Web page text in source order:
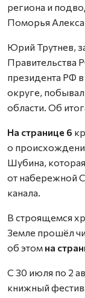
региона и
Поморья
Юрий Трутнев,
Правительства
президента РФ
округе,
области. Об
На странице 6
о
Шубина,
от набережной
канала.
В строящемся
Земле прошёл
об этом на
С 30 июля по 2
книжный